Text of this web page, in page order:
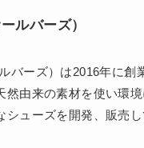
ルバーズ）
バーズ）は2016年に創
然由来の素材を使い環
シューズを開発、販売し